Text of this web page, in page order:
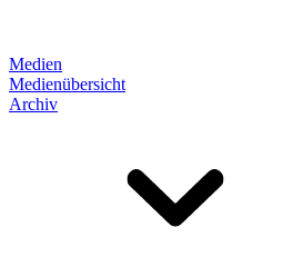
Medien
Medienübersicht
Archiv